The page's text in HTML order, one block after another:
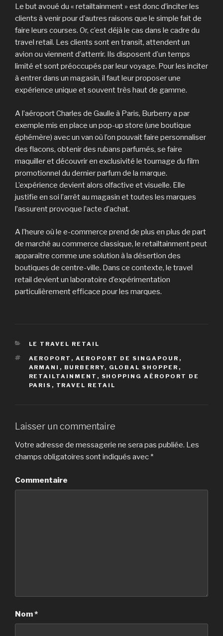
Le but avoué du « retailtainment » est donc d’inciter les
clients à venir pour d’autres raisons que le simple fait de
faire leurs courses. Or, c’est déjà le cas dans le cadre du
travel retail. Les clients sont en transit, attendent un
avion ou viennent d’atterrir. Ils disposent d’un temps
limité et sont préoccupés par leur voyage. Pour les inciter
à entrer dans un magasin, il faut leur proposer une
expérience unique et souvent très haut de gamme.
A l’aéroport Charles de Gaulle à Paris, Burberry a par
exemple mis en place un pop-up store (une boutique
éphémère) avec un van où l’on pouvait faire personnaliser
des flacons, obtenir des rubans parfumés, se faire
maquiller et découvrir en exclusivité le tournage du film
promotionnel du dernier parfum de la marque.
L’expérience devient alors olfactive et visuelle. Elle
justifie en soi l’arrêt au magasin et toutes les marques
l’assurent provoque l’acte d’achat.
A l’heure où le e-commerce prend de plus en plus de part
de marché au commerce classique, le retailtainment peut
apparaître comme une solution à la désertion des
boutiques de centre-ville. Dans ce contexte, le travel
retail devient un laboratoire d’expérimentation
particulièrement efficace pour les marques.
CATÉGORIES
LE TRAVEL RETAIL
ÉTIQUETTES
AEROPORT , AEROPORT DE SINGAPOUR ,
ARMANI , BURBERRY, GLOBAL SHOPPER ,
RETAILTAINMENT , SHOPPING AÉROPORT DE
PARIS , TRAVEL RETAIL
Laisser un commentaire
Votre adresse de messagerie ne sera pas publiée. Les
champs obligatoires sont indiqués avec *
Commentaire
Nom*